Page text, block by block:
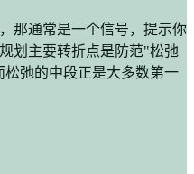
那通常是一个信号，提示你
划主要转折点是防范"松弛
弛的中段正是大多数第一